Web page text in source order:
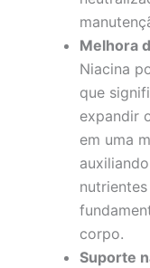
Melhora
Niacina
que
expandir
em uma
corpo.
Suporte